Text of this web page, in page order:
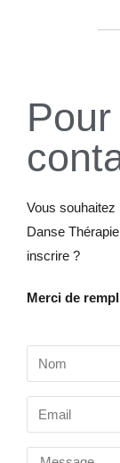
Vous
Danse
inscrire ?
Merci de